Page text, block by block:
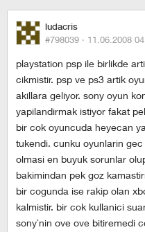
ludacris
#798039 · 11.06.2008
playstation psp ile birlikde
cikmistir. psp ve ps3 artik
akillara geliyor. sony oyun
yapilandirmak istiyor fakat
bir cok oyuncuda heyecan
tukendi. cunku oyunlarin
olmasi en buyuk sorunlar
bakimindan pek goz
bir cogunda ise rakip olan
kalmistir. bir cok kullanici
sony`nin ove ove bitiremedi